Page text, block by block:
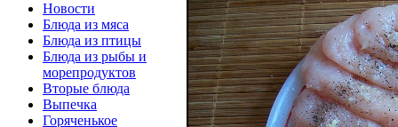
Новости
Блюда из мяса
Блюда из птицы
Блюда из рыбы и
морепродуктов
Вторые блюда
Выпечка
Горяченькое